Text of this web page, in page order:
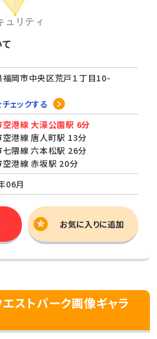
福岡市中央区荒戸１丁目10-
ェックする
空港線 大濠公園駅 6分
空港線 唐人町駅 13分
七隈線 六本松駅 26分
空港線 赤坂駅 20分
06月
お気に入りに追加
ストパーク画像ギャラ